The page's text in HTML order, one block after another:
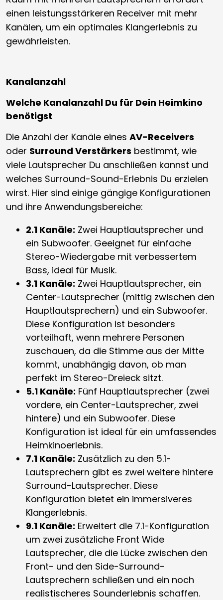
einen leistungsstärkeren Receiver mit mehr
Kanälen, um ein optimales Klangerlebnis zu
gewährleisten.
Kanalanzahl
Welche Kanalanzahl Du für Dein Heimkino
benötigst
Die Anzahl der Kanäle eines AV-Receivers
oder Surround Verstärkers bestimmt, wie
viele Lautsprecher Du anschließen kannst und
welches Surround-Sound-Erlebnis Du erzielen
wirst. Hier sind einige gängige Konfigurationen
und ihre Anwendungsbereiche:
2.1 Kanäle: Zwei Hauptlautsprecher und
ein Subwoofer. Geeignet für einfache
Stereo-Wiedergabe mit verbessertem
Bass, ideal für Musik.
3.1 Kanäle: Zwei Hauptlautsprecher, ein
Center-Lautsprecher (mittig zwischen den
Hauptlautsprechern) und ein Subwoofer.
Diese Konfiguration ist besonders
vorteilhaft, wenn mehrere Personen
zuschauen, da die Stimme aus der Mitte
kommt, unabhängig davon, ob man
perfekt im Stereo-Dreieck sitzt.
5.1 Kanäle: Fünf Hauptlautsprecher (zwei
vordere, ein Center-Lautsprecher, zwei
hintere) und ein Subwoofer. Diese
Konfiguration ist ideal für ein umfassendes
Heimkinoerlebnis.
7.1 Kanäle: Zusätzlich zu den 5.1-
Lautsprechern gibt es zwei weitere hintere
Surround-Lautsprecher. Diese
Konfiguration bietet ein immersiveres
Klangerlebnis.
9.1 Kanäle: Erweitert die 7.1-Konfiguration
um zwei zusätzliche Front Wide
Lautsprecher, die die Lücke zwischen den
Front- und den Side-Surround-
Lautsprechern schließen und ein noch
realistischeres Sounderlebnis schaffen.